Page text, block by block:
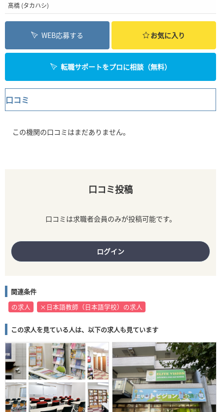
髙橋 (タカハシ)
WEB応募する お気に入り
転職サポートをプロに相談（無料）
口コミ
この機関の口コミはまだありません。
口コミ投稿
口コミは求職者会員のみが投稿可能です。
ログイン
関連条件
の求人
×日本語教師（日本語学校）の求人
この求人を見ている人は、以下の求人も見ています